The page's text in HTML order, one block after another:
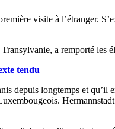
visite à l’étranger.
a remporté
tendu
depuis longtemps et